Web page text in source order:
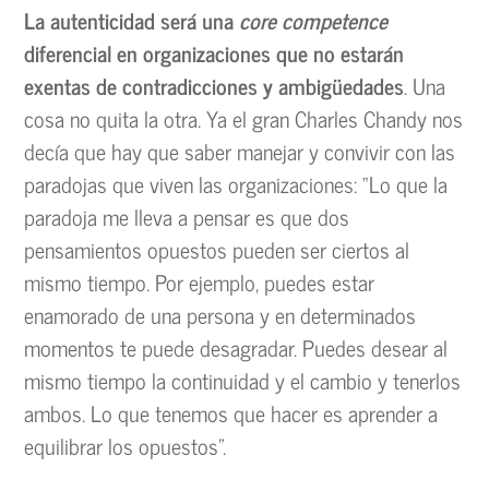
La autenticidad será unacore competence
diferencial en organizaciones que no estarán
exentas de contradicciones y ambigüedades. Una
cosa no quita la otra. Ya el gran Charles Chandy nos
decía que hay que saber manejar y convivir con las
paradojas que viven las organizaciones: “Lo que la
paradoja me lleva a pensar es que dos
pensamientos opuestos pueden ser ciertos al
mismo tiempo. Por ejemplo, puedes estar
enamorado de una persona y en determinados
momentos te puede desagradar. Puedes desear al
mismo tiempo la continuidad y el cambio y tenerlos
ambos. Lo que tenemos que hacer es aprender a
equilibrar los opuestos”.